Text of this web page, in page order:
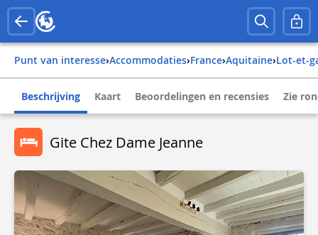
Punt van interesse› Accommodaties› france› aquitaine› lot-et-
Beschrijving Kaart Beoordelingen en recensies Zie
Gite Chez Dame Jeanne